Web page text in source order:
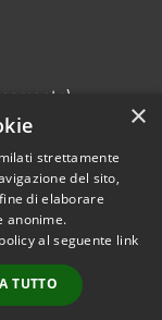
2026 • Comune di
• Powered by
•
Accesso
redazione
×
strettamente
del sito,
di elaborare
anonime.
al seguente link
TUTTO